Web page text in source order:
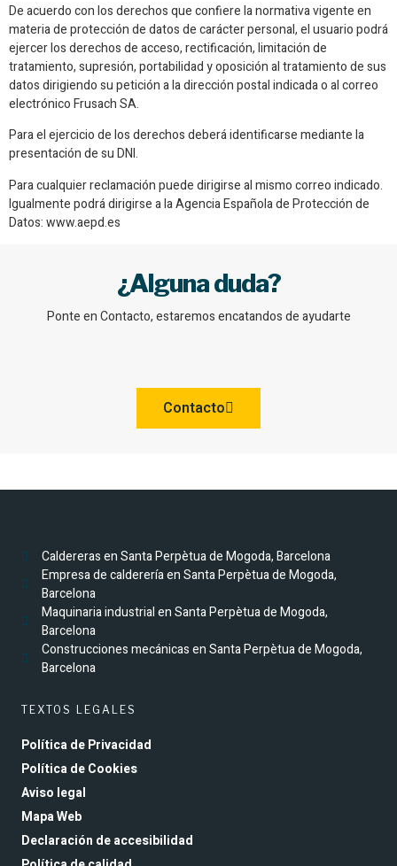
De acuerdo con los derechos que confiere la normativa vigente en
materia de protección de datos de carácter personal, el usuario podrá
ejercer los derechos de acceso, rectificación, limitación de
tratamiento, supresión, portabilidad y oposición al tratamiento de sus
datos dirigiendo su petición a la dirección postal indicada o al correo
electrónico Frusach SA.
Para el ejercicio de los derechos deberá identificarse mediante la
presentación de su DNI.
Para cualquier reclamación puede dirigirse al mismo correo indicado.
Igualmente podrá dirigirse a la Agencia Española de Protección de
Datos: www.aepd.es
¿Alguna duda?
Ponte en Contacto, estaremos encatandos de ayudarte
Contacto
Caldereras en Santa Perpètua de Mogoda, Barcelona
Empresa de calderería en Santa Perpètua de Mogoda,
Barcelona
Maquinaria industrial en Santa Perpètua de Mogoda,
Barcelona
Construcciones mecánicas en Santa Perpètua de Mogoda,
Barcelona
TEXTOS LEGALES
Política de Privacidad
Política de Cookies
Aviso legal
Mapa Web
Declaración de accesibilidad